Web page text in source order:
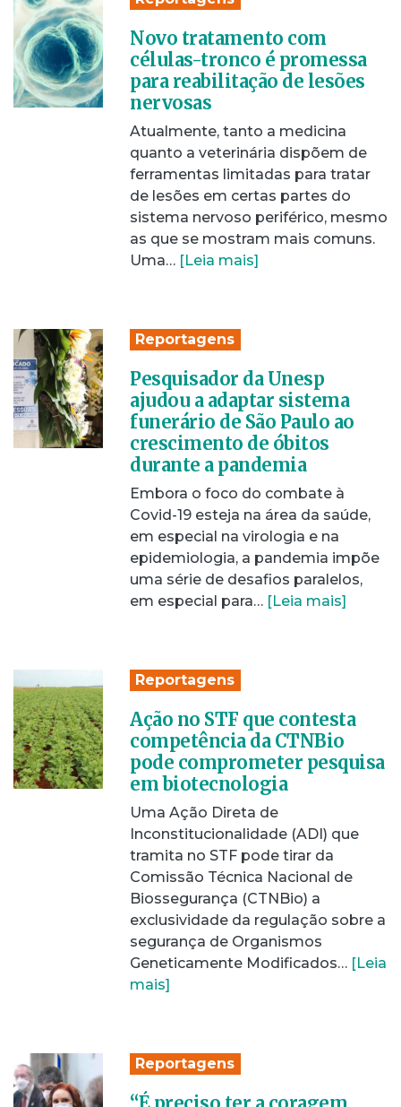
Novo tratamento com
células-tronco é promessa
para reabilitação de lesões
nervosas
Atualmente, tanto a medicina
quanto a veterinária dispõem de
ferramentas limitadas para tratar
de lesões em certas partes do
sistema nervoso periférico, mesmo
as que se mostram mais comuns.
Uma… [Leia mais]
Reportagens
Pesquisador da Unesp
ajudou a adaptar sistema
funerário de São Paulo ao
crescimento de óbitos
durante a pandemia
Embora o foco do combate à
Covid-19 esteja na área da saúde,
em especial na virologia e na
epidemiologia, a pandemia impõe
uma série de desafios paralelos,
em especial para… [Leia mais]
Reportagens
Ação no STF que contesta
competência da CTNBio
pode comprometer pesquisa
em biotecnologia
Uma Ação Direta de
Inconstitucionalidade (ADI) que
tramita no STF pode tirar da
Comissão Técnica Nacional de
Biossegurança (CTNBio) a
exclusividade da regulação sobre a
segurança de Organismos
Geneticamente Modificados… [Leia
mais]
Reportagens